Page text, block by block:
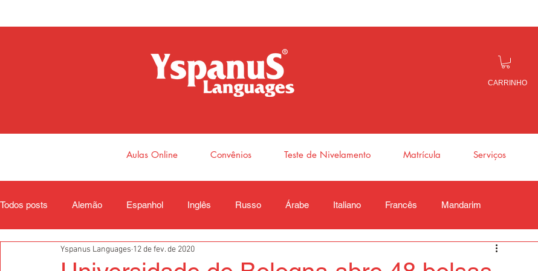
CARRINHO
Aulas Online Convênios Teste de Nivelamento Matrícula Serviços
Todos posts Alemão Espanhol Inglês Russo Árabe Italiano Francês Mandarim
Yspanus Languages 12 de fev. de 2020